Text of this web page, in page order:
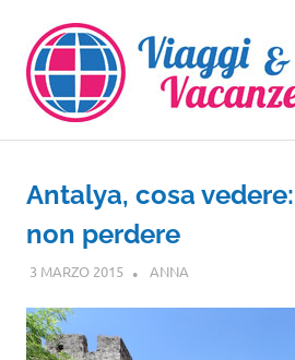
contenuto
Antalya, cosa
non perdere
3 MARZO 2015 ANNA